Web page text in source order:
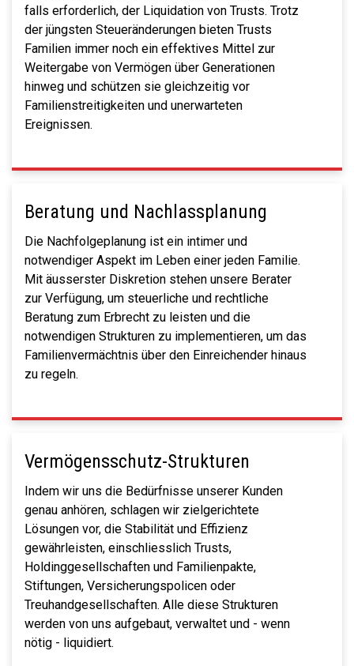
falls erforderlich, der Liquidation von Trusts. Trotz
der jüngsten Steueränderungen bieten Trusts
Familien immer noch ein effektives Mittel zur
Weitergabe von Vermögen über Generationen
hinweg und schützen sie gleichzeitig vor
Familienstreitigkeiten und unerwarteten
Ereignissen.
Beratung und Nachlassplanung
Die Nachfolgeplanung ist ein intimer und
notwendiger Aspekt im Leben einer jeden Familie.
Mit äusserster Diskretion stehen unsere Berater
zur Verfügung, um steuerliche und rechtliche
Beratung zum Erbrecht zu leisten und die
notwendigen Strukturen zu implementieren, um das
Familienvermächtnis über den Einreichender hinaus
zu regeln.
Vermögensschutz-Strukturen
Indem wir uns die Bedürfnisse unserer Kunden
genau anhören, schlagen wir zielgerichtete
Lösungen vor, die Stabilität und Effizienz
gewährleisten, einschliesslich Trusts,
Holdinggesellschaften und Familienpakte,
Stiftungen, Versicherungspolicen oder
Treuhandgesellschaften. Alle diese Strukturen
werden von uns aufgebaut, verwaltet und - wenn
nötig - liquidiert.